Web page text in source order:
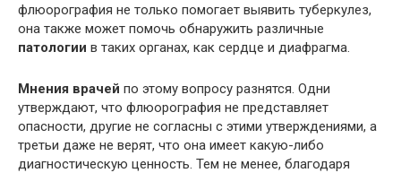
флюорография не только помогает выявить туберкулез,
она также может помочь обнаружить различные
патологии в таких органах, как сердце и диафрагма.
Мнения врачей по этому вопросу разнятся. Одни
утверждают, что флюорография не представляет
опасности, другие не согласны с этими утверждениями, а
третьи даже не верят, что она имеет какую-либо
диагностическую ценность. Тем не менее, благодаря